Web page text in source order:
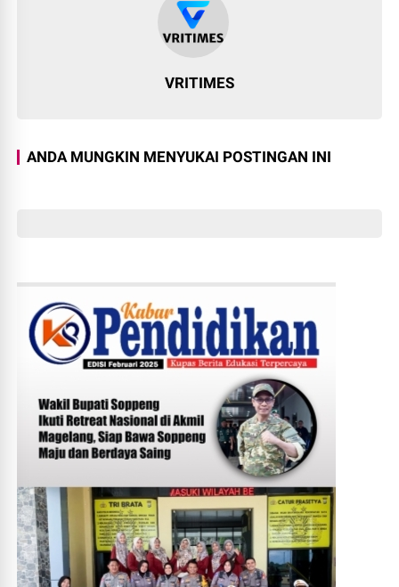
VRITIMES
ANDA MUNGKIN MENYUKAI POSTINGAN INI